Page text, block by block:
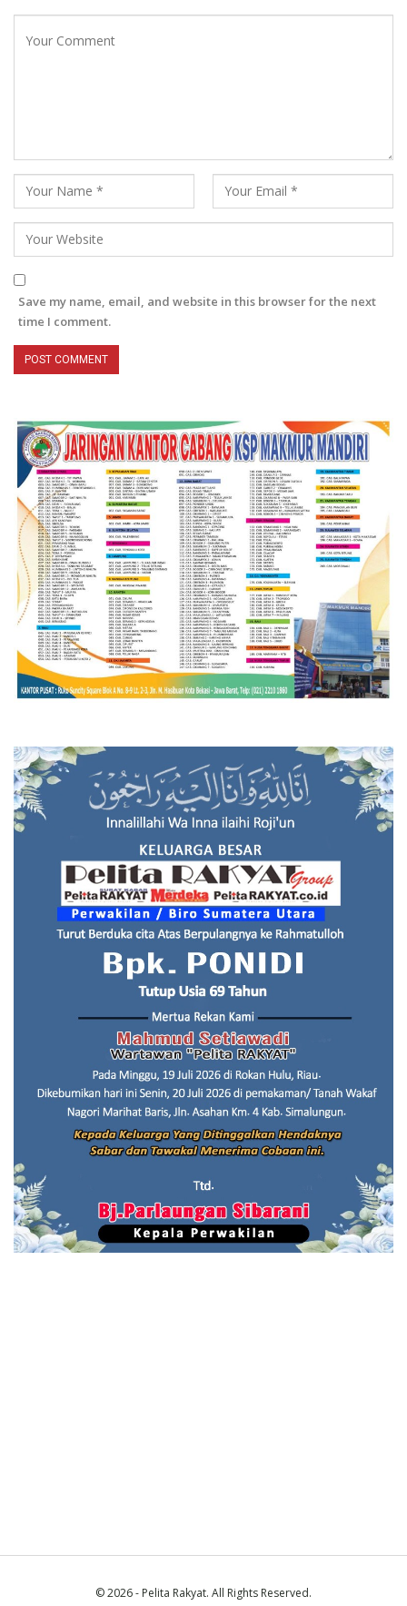
Save my name, email, and website in this browser for the next
time I comment.
© 2026 - Pelita Rakyat. All Rights Reserved.